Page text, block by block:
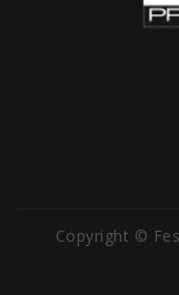
Copyright ©